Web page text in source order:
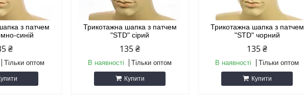
з патчем
синій
₴
Тільки оптом
Трикотажна шапка з патчем
"STD" сірий
135 ₴
В наявності Тільки оптом
Купити
Трикотажна шапка з патчем
"STD" чорний
135 ₴
В наявності Тільки оптом
Купити